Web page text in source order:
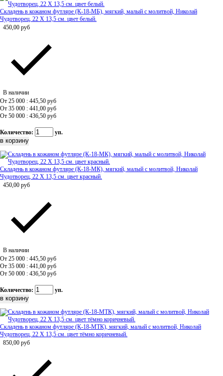
Складень в кожаном футляре (К-18-МБ), мягкий, малый с молитвой, Николай
Чудотворец, 22 Х 13,5 см. цвет белый.
450,00 руб
В наличии
От 25 000 : 445,50 руб
От 35 000 : 441,00 руб
От 50 000 : 436,50 руб
Количество: уп.
Складень в кожаном футляре (К-18-МК), мягкий, малый с молитвой, Николай
Чудотворец, 22 Х 13,5 см. цвет красный.
450,00 руб
В наличии
От 25 000 : 445,50 руб
От 35 000 : 441,00 руб
От 50 000 : 436,50 руб
Количество: уп.
Складень в кожаном футляре (К-18-МТК), мягкий, малый с молитвой, Николай
Чудотворец, 22 Х 13,5 см. цвет тёмно коричневый.
850,00 руб